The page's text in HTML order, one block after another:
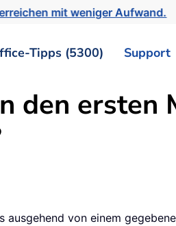
mit weniger Aufwand.
Tipps (5300) Support
den ersten
von einem